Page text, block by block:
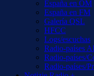
España en OM
España en FM
Galería QSL
HFCC
Logs/escuchas
Radio-países
Radio-países/
Radio-países/